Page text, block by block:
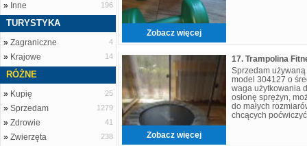
» Inne 196
TURYSTYKA
» Zagraniczne 4
» Krajowe 14
RÓŻNE
» Kupię 25
» Sprzedam 1279
» Zdrowie 41
» Zwierzęta 238
Zobacz więcej
Zobacz więcej
17. Trampolina
Sprzedam
model 304127 o
waga użytkowania
osłonę sprężyn,
do małych
chcących